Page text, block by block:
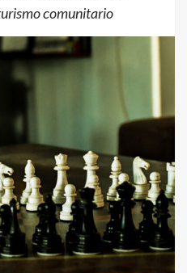
comunitario